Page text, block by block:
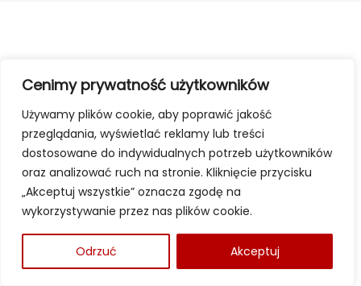
Cenimy prywatność użytkowników
Używamy plików cookie, aby poprawić jakość
przeglądania, wyświetlać reklamy lub treści
dostosowane do indywidualnych potrzeb użytkowników
oraz analizować ruch na stronie. Kliknięcie przycisku
„Akceptuj wszystkie” oznacza zgodę na
wykorzystywanie przez nas plików cookie.
Odrzuć Akceptuj